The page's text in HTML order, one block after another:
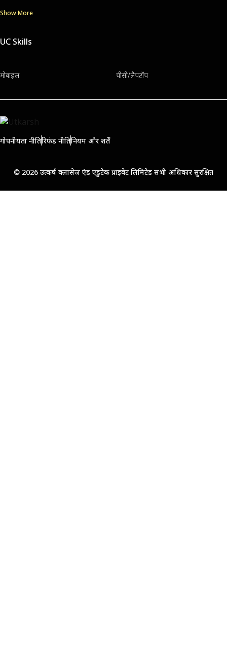
Show More
UC Skills
मोबाइल पीसी/लैपटॉप
गोपनीयता नीतिरिफंड नीतिनियम और शर्तें
© 2026 उत्कर्ष क्लासेज एंड एडुटेक प्राइवेट लिमिटेड सभी अधिकार सुरक्षित